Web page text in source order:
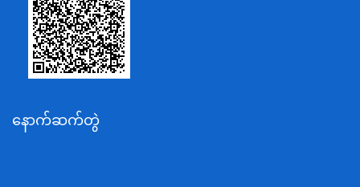
စိုက်ပျိုးရေး၊မွေးမြူရေးနှင့်ဆည်မြောင်းဝန်ကြီးဌာန
ပို့ဆောင်ရေးနှင့်ဆက်သွယ်ရေးဝန်ကြီးဌာန
သယံဇာတနှင့်ပတ်ဝန်းကျင်ထိန်းသိမ်းရေးဝန်ကြီးဌာန
အလုပ်သမား၊လူဝင်မှုကြီးကြပ်ရေးနှင့်ပြည်သူ့အင်အား
နောက်ဆက်တွဲ